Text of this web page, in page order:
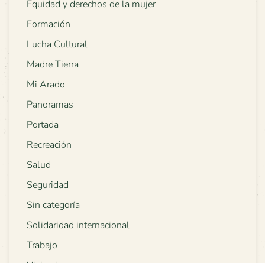
Equidad y derechos de la mujer
Formación
Lucha Cultural
Madre Tierra
Mi Arado
Panoramas
Portada
Recreación
Salud
Seguridad
Sin categoría
Solidaridad internacional
Trabajo